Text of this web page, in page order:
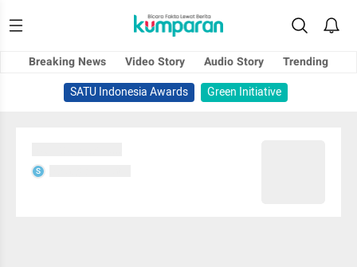
Breaking News Video Story Audio Story
Trending
SATU Indonesia Awards
Green Initiative
S